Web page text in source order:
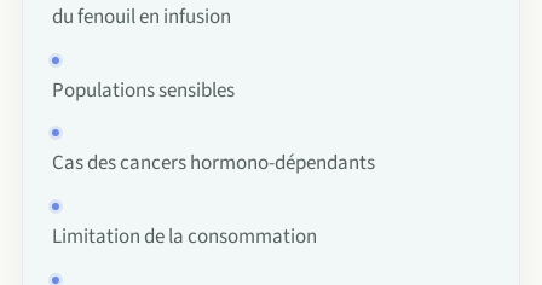
du fenouil en infusion
Populations sensibles
Cas des cancers hormono-dépendants
Limitation de la consommation